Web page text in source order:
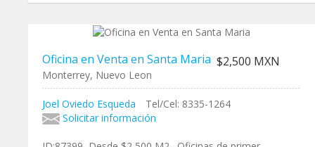
Oficina en Venta en Santa Maria $2,500 MXN
Monterrey, Nuevo Leon
Joel Oviedo Esqueda
Tel/Cel: 8335-1264
Solicitar información